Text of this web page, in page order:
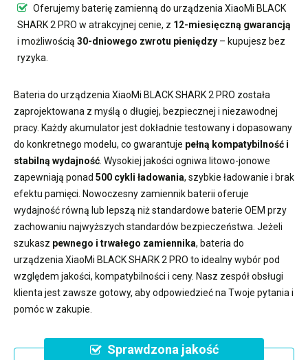
Oferujemybaterię zamienną do urządzenia XiaoMi BLACK
SHARK 2 PRO w atrakcyjnej cenie, z 12-miesięczną gwarancją
i możliwością 30-dniowego zwrotu pieniędzy – kupujesz bez
ryzyka.
Bateria do urządzenia XiaoMi BLACK SHARK 2 PRO została
zaprojektowana z myślą o długiej, bezpiecznej i niezawodnej
pracy. Każdy akumulator jest dokładnie testowany i dopasowany
do konkretnego modelu, co gwarantuje pełną kompatybilność i
stabilną wydajność . Wysokiej jakości ogniwa litowo-jonowe
zapewniają ponad 500 cykli ładowania, szybkie ładowanie i brak
efektu pamięci. Nowoczesny zamiennik baterii oferuje
wydajność równą lub lepszą niż standardowe baterie OEM przy
zachowaniu najwyższych standardów bezpieczeństwa. Jeżeli
szukasz pewnego i trwałego zamiennika, bateria do
urządzenia XiaoMi BLACK SHARK 2 PRO to idealny wybór pod
względem jakości, kompatybilności i ceny. Nasz zespół obsługi
klienta jest zawsze gotowy, aby odpowiedzieć na Twoje pytania i
pomóc w zakupie.
Sprawdzona jakość